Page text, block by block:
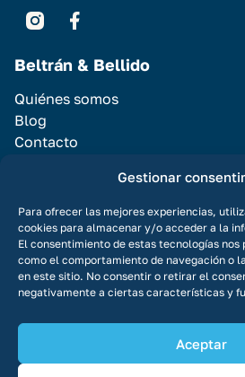
Gestionar
Para ofrecer las mejores experiencias,
cookies para almacenar y/o acceder a la
El consentimiento de estas tecnologías
como el comportamiento de navegación o
en este sitio. No consentir o retirar el
negativamente a ciertas características y
Aceptar
Beltrán & Bellido
Quiénes somos
Blog
Contacto
Vender Casa
Alquilar casa
Promociones
© Copyright 2026 Todos los derechos